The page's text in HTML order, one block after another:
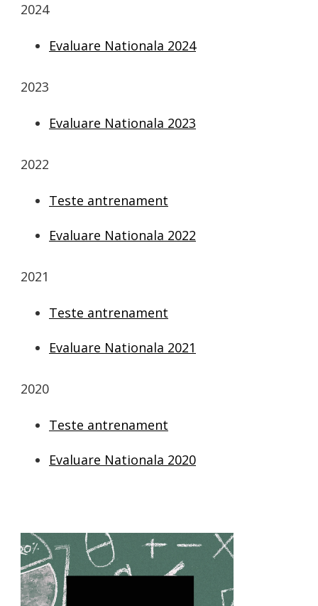
2024
Evaluare Nationala 2024
2023
Evaluare Nationala 2023
2022
Teste antrenament
Evaluare Nationala 2022
2021
Teste antrenament
Evaluare Nationala 2021
2020
Teste antrenament
Evaluare Nationala 2020